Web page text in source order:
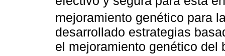
mejoramiento genético para
desarrollado estrategias
el mejoramiento genético del